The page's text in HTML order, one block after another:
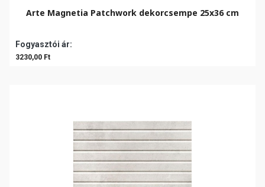
Arte Magnetia Patchwork dekorcsempe 25x36 cm
Fogyasztói ár:
3230,00 Ft